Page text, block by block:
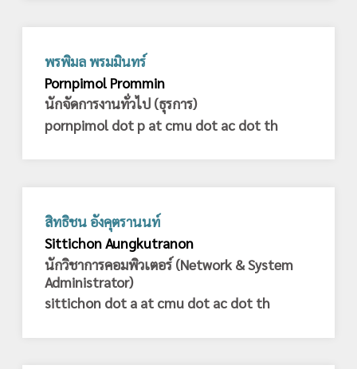
พรพิมล พรมมินทร์
Pornpimol Prommin
นักจัดการงานทั่วไป (ธุรการ)
pornpimol dot p at cmu dot ac dot th
สิทธิชน อังคุตรานนท์
Sittichon Aungkutranon
นักวิชาการคอมพิวเตอร์ (Network & System
Administrator)
sittichon dot a at cmu dot ac dot th